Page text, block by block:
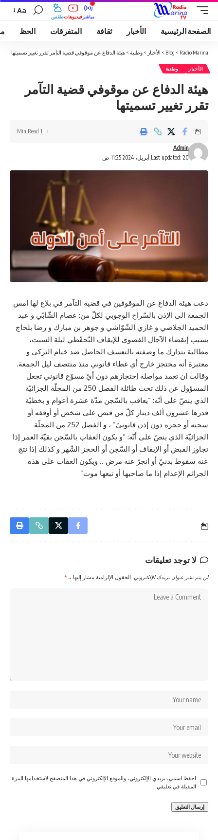
طقسفيديوهات مباشر
Aa
الصفحة الرئيسية الأخبار ثقافة المتفرقات الحظ
Radio Marina
>
Blog
> الأخبار > وطنية > هيئة الدفاع عن موقوفي قضية التآمر تقرر تغيير تسميتها
الأخبار وطنية
هيئة الدفاع عن موقوفي قضية التآمر
تقرر تغيير تسميتها
Last updated: 20 أبريل، 2024 11:25 ص
Admin
1 Min Read
دعت هيئة الدفاع عن الموقوفين في قضية التآمر في بلاغ لها امس
الجمعة الى الإذن بالسّراح الوجوبي لكلّ من: عصام الشّابّي و عبد
الحميد الجلاصي و غازي الشّوّاشي و جوهر بن مبارك و رضا بلحاج
بسبب إنقضاء الآجال القصوى للإيقاف التّحفّظي ليلة السبت،
مطالبة بتدارك ما وصفته بالتعسف الحاصل ضد خيام التركي و
معتبرة أنه محتجز خارج أي غطاء قانوني منذ منتصف ليل الجمعة.
وقالت ان تعمد مواصلة إحتجازهم دون أيّ مسوّغ قانوني تجعل
المسؤول عن ذلك تحت طائلة الفصل 250 من المجلّة الجزائيّة
الذي ينصّ على أنّه: “يعاقب بالسّجن مدّة عشرة أعوام و بخطيّة
قدرها عشرون ألف دينار كلّ من قبض على شخص أو أوقفه أو
سجنه أو حجزه دون إذن قانونيّ” ، و الفصل 252 من المجلّة
الجزائيّة الذي ينصّ على أنّه: “و يكون العقاب بالسّجن بقيّة العمر إذا
تجاوز القبض أو الإيقاف أو السّجن أو الحجز الشّهر و كذلك إذا نتج
عنه سقوط بدنيّ أو انجرّ عنه مرض .. ويكون العقاب على هذه
الجرائم الإعدام إذا ما صاحبها أو تبعها موت”
لا توجد تعليقات
لن يتم نشر عنوان بريدك الإلكتروني. الحقول الإلزامية مشار إليها بـ *
احفظ اسمي، بريدي الإلكتروني، والموقع الإلكتروني في هذا المتصفح لاستخدامها المرة
المقبلة في تعليقي.